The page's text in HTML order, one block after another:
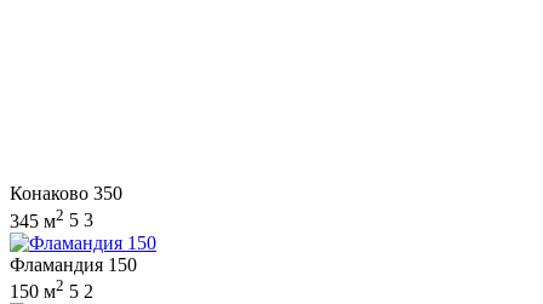
Конаково 350
345 м2 5 3
Фламандия 150
150 м2 5 2